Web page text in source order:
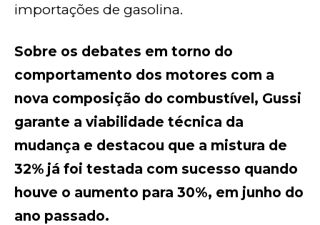
importações de gasolina.
Sobre os debates em torno do
comportamento dos motores com a
nova composição do combustível, Gussi
garante a viabilidade técnica da
mudança e destacou que a mistura de
32% já foi testada com sucesso quando
houve o aumento para 30%, em junho do
ano passado.